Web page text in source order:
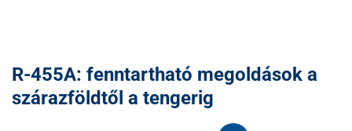
R-455A: fenntartható megoldások a
szárazföldtől a tengerig